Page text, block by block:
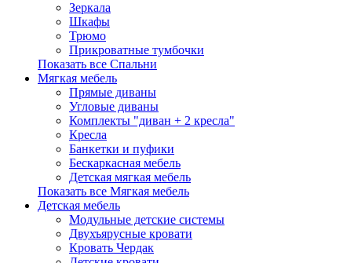
Зеркала
Шкафы
Трюмо
Прикроватные тумбочки
Показать все Спальни
Мягкая мебель
Прямые диваны
Угловые диваны
Комплекты "диван + 2 кресла"
Кресла
Банкетки и пуфики
Бескаркасная мебель
Детская мягкая мебель
Показать все Мягкая мебель
Детская мебель
Модульные детские системы
Двухъярусные кровати
Кровать Чердак